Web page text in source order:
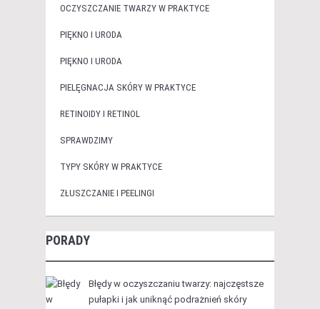
OCZYSZCZANIE TWARZY W PRAKTYCE
PIĘKNO I URODA
PIĘKNO I URODA
PIELĘGNACJA SKÓRY W PRAKTYCE
RETINOIDY I RETINOL
SPRAWDZIMY
TYPY SKÓRY W PRAKTYCE
ZŁUSZCZANIE I PEELINGI
PORADY
Błędy w oczyszczaniu twarzy: najczęstsze
pułapki i jak uniknąć podrażnień skóry